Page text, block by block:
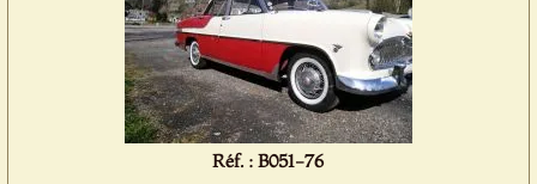
Réf. : B051-76